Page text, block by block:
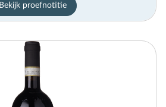
Bekijk proefnotitie